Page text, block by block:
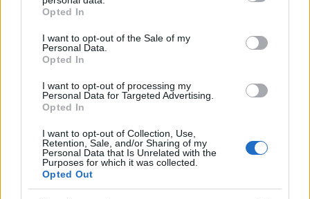
grant or deny consent to Google and its third-party tags to
use your data for below specified purposes in below Google
consent section.
Opted In
I want to opt-out of the Sale of my
Personal Data.
Opted In
I want to opt-out of processing my
Personal Data for Targeted Advertising.
Opted In
I want to opt-out of Collection, Use,
Retention, Sale, and/or Sharing of my
Personal Data that Is Unrelated with the
Purposes for which it was collected.
Opted Out
Υπενθυμίζεται πως το ΠΑΣΟΚ κατέθεσε το
παραπάνω αίτημα, με βάση το αναθεωρημένο
άρθρο του Συντάγματος, σύμφωνα με το οποίο η